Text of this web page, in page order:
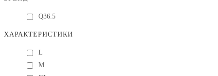
Q36.5
ХАРАКТЕРИСТИКИ
L
M